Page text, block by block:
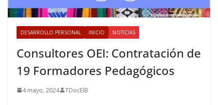
DESARROLLO PERSONAL INICIO NOTICIAS
Consultores OEI: Contratación de
19 Formadores Pedagógicos
4 mayo, 2024 TDocEIB